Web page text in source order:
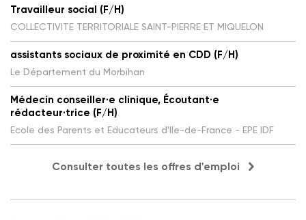
Travailleur social (F/H)
COLLECTIVITE TERRITORIALE SAINT-PIERRE ET MIQUELON
assistants sociaux de proximité en CDD (F/H)
Le Département du Morbihan
Médecin conseiller·e clinique, Écoutant·e
rédacteur·trice (F/H)
Ecole des Parents et Educateurs d'Ile-de-France - EPE IDF
Consulter toutes les offres d'emploi